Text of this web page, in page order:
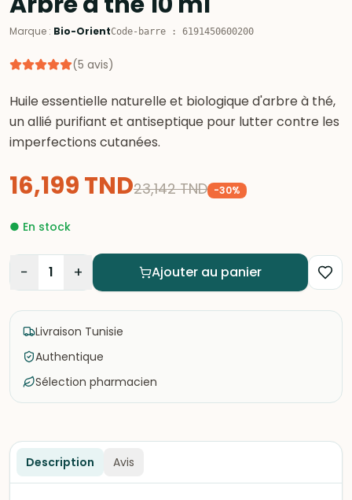
Marque : Bio-OrientCode-barre : 6191450600200
(5 avis)
Huile essentielle naturelle et biologique d'arbre à thé,
un allié purifiant et antiseptique pour lutter contre les
imperfections cutanées.
16,199TND23,142 TND -30%
● En stock
− 1 + Ajouter au panier
Livraison Tunisie
Authentique
Sélection pharmacien
Description Avis